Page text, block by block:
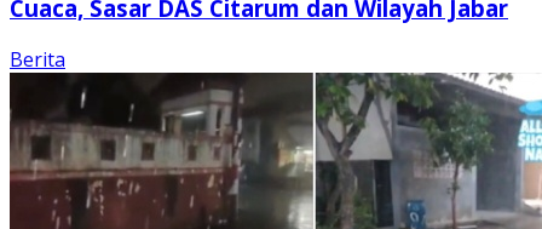
Cuaca, Sasar DAS Citarum dan Wilayah Jabar
Berita